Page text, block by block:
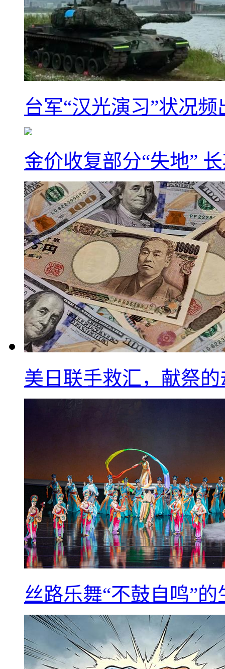
台军“汉光演习”状况
金价收复部分“失地”
美日联手救汇，献祭
丝路乐舞“不鼓自鸣”